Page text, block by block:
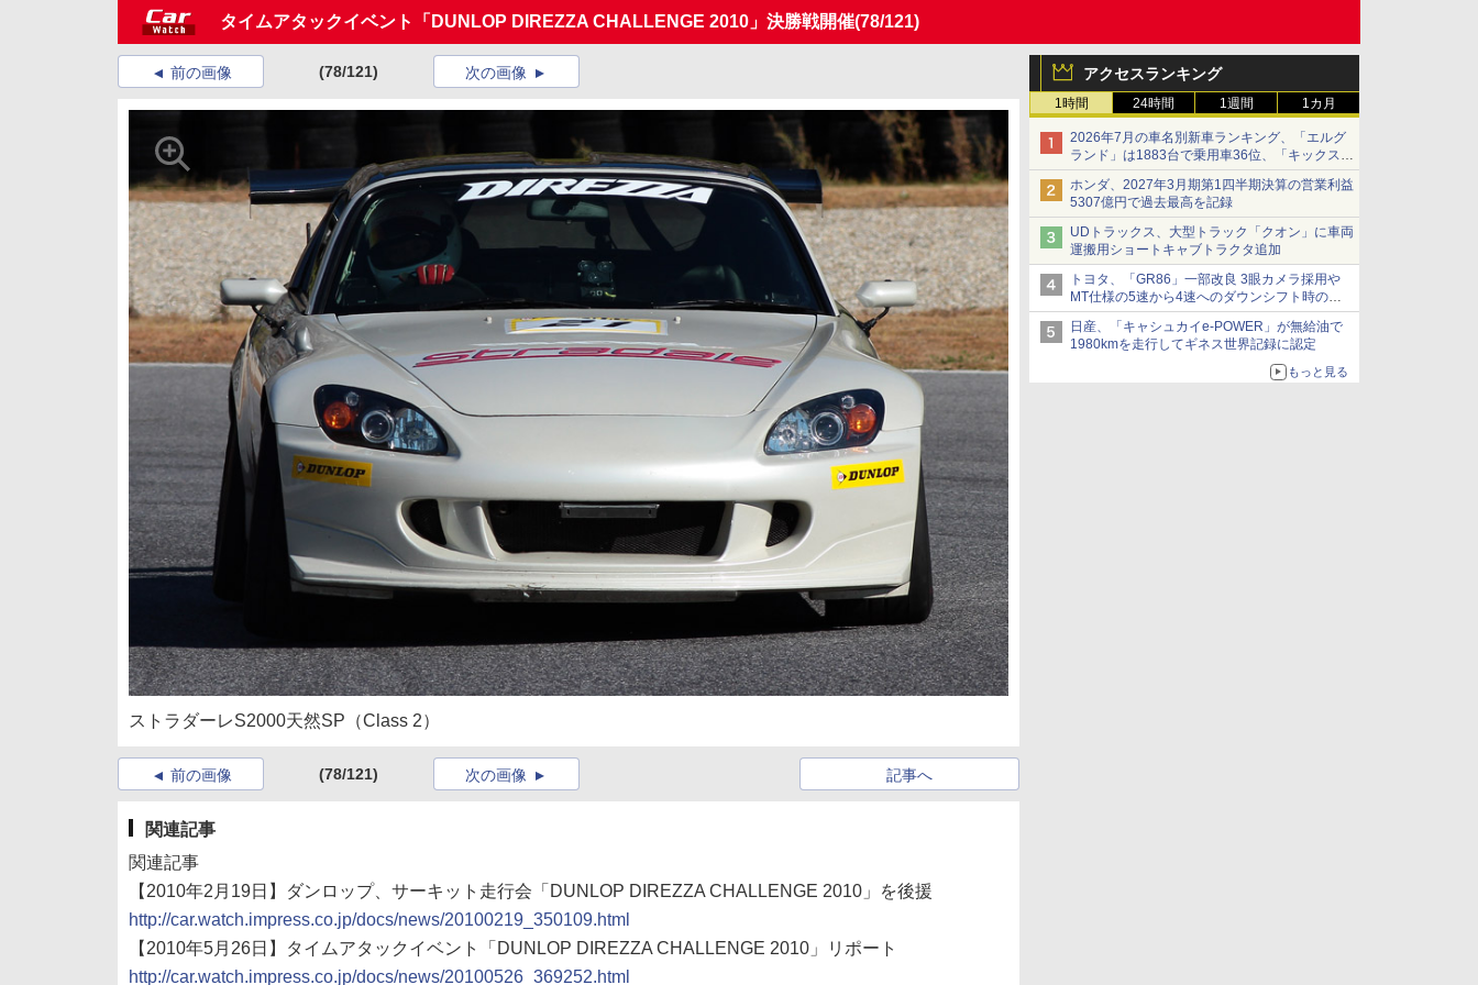
タイムアタックイベント「DUNLOP DIREZZA CHALLENGE 2010」決勝戦開催(78/121)
アクセスランキング
1時間 24時間 1週間 1カ月
2026年7月の車名別新車ランキング、「エルグ
ランド」は1883台で乗用車36位、「キックス」
は2591台で27位に
ホンダ、2027年3月期第1四半期決算の営業利益
5307億円で過去最高を記録
UDトラックス、大型トラック「クオン」に車両
運搬用ショートキャブトラクタ追加
トヨタ、「GR86」一部改良 3眼カメラ採用や
MT仕様の5速から4速へのダウンシフト時の操
作性向上など
日産、「キャシュカイe-POWER」が無給油で
1980kmを走行してギネス世界記録に認定
もっと見る
前の画像 (78/121) 次の画像
ストラダーレS2000天然SP（Class 2）
前の画像 (78/121) 記事へ
次の画像
関連記事
関連記事
【2010年2月19日】ダンロップ、サーキット走行会「DUNLOP DIREZZA CHALLENGE 2010」を後援
http://car.watch.impress.co.jp/docs/news/20100219_350109.html
【2010年5月26日】タイムアタックイベント「DUNLOP DIREZZA CHALLENGE 2010」リポート
http://car.watch.impress.co.jp/docs/news/20100526_369252.html